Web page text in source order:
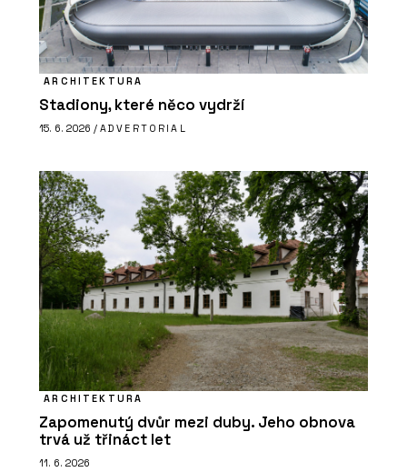
ARCHITEKTURA
Stadiony, které něco vydrží
15. 6. 2026 / ADVERTORIAL
ARCHITEKTURA
Zapomenutý dvůr mezi duby. Jeho obnova
trvá už třináct let
11. 6. 2026